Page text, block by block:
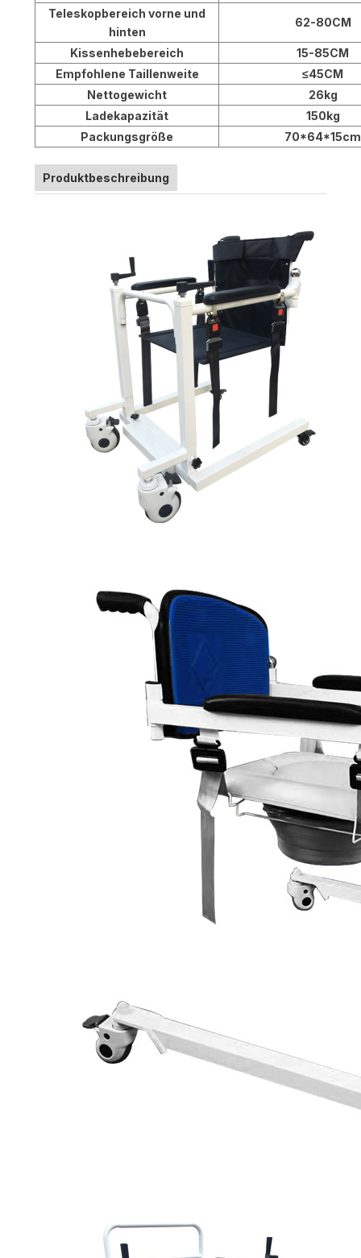
Teleskopbereich vorne und
hinten
62-80CM
Kissenhebebereich
15-85CM
Empfohlene Taillenweite
≤45CM
Nettogewicht
26kg
Ladekapazität
150kg
Packungsgröße
70*64*15cm
Produktbeschreibung